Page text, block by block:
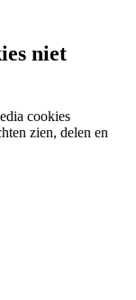
niet
cookies
zien, delen en